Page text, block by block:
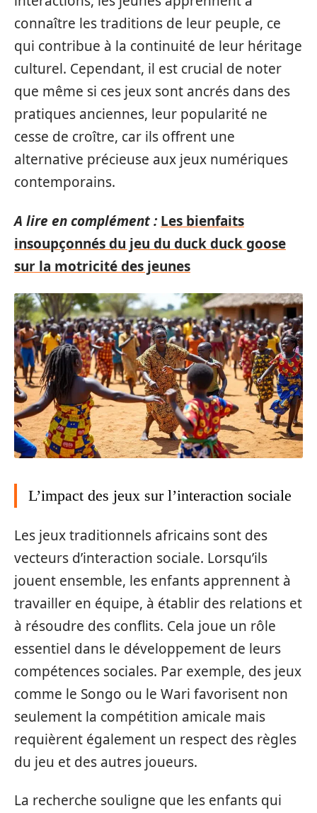
connaître les traditions de leur peuple, ce
qui contribue à la continuité de leur héritage
culturel. Cependant, il est crucial de noter
que même si ces jeux sont ancrés dans des
pratiques anciennes, leur popularité ne
cesse de croître, car ils offrent une
alternative précieuse aux jeux numériques
contemporains.
A lire en complément : Les bienfaits
insoupçonnés du jeu du duck duck goose
sur la motricité des jeunes
L’impact des jeux sur l’interaction sociale
Les jeux traditionnels africains sont des
vecteurs d’interaction sociale. Lorsqu’ils
jouent ensemble, les enfants apprennent à
travailler en équipe, à établir des relations et
à résoudre des conflits. Cela joue un rôle
essentiel dans le développement de leurs
compétences sociales. Par exemple, des jeux
comme le Songo ou le Wari favorisent non
seulement la compétition amicale mais
requièrent également un respect des règles
du jeu et des autres joueurs.
La recherche souligne que les enfants qui